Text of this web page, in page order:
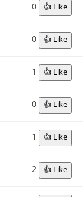
0 👍 Like
0 👍 Like
1 👍 Like
0 👍 Like
1 👍 Like
2 👍 Like